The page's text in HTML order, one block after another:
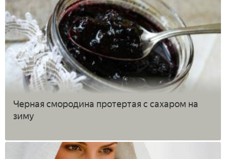
Черная смородина протертая с сахаром на
зиму